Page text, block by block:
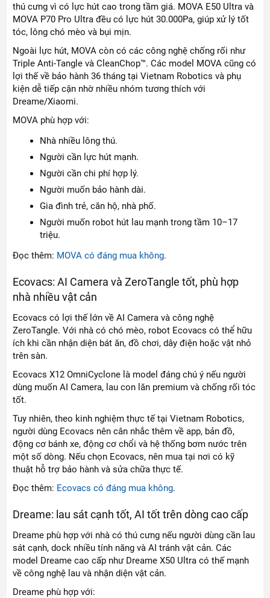
thú cưng vì có lực hút cao trong tầm giá. MOVA E50 Ultra và
MOVA P70 Pro Ultra đều có lực hút 30.000Pa, giúp xử lý tốt
tóc, lông chó mèo và bụi mịn.
Ngoài lực hút, MOVA còn có các công nghệ chống rối như
Triple Anti-Tangle và CleanChop™. Các model MOVA cũng có
lợi thế về bảo hành 36 tháng tại Vietnam Robotics và phụ
kiện dễ tiếp cận nhờ nhiều nhóm tương thích với
Dreame/Xiaomi.
MOVA phù hợp với:
Nhà nhiều lông thú.
Người cần lực hút mạnh.
Người cần chi phí hợp lý.
Người muốn bảo hành dài.
Gia đình trẻ, căn hộ, nhà phố.
Người muốn robot hút lau mạnh trong tầm 10–17
triệu.
Đọc thêm: MOVA có đáng mua không.
Ecovacs: AI Camera và ZeroTangle tốt, phù hợp
nhà nhiều vật cản
Ecovacs có lợi thế lớn về AI Camera và công nghệ
ZeroTangle. Với nhà có chó mèo, robot Ecovacs có thể hữu
ích khi cần nhận diện bát ăn, đồ chơi, dây điện hoặc vật nhỏ
trên sàn.
Ecovacs X12 OmniCyclone là model đáng chú ý nếu người
dùng muốn AI Camera, lau con lăn premium và chống rối tóc
tốt.
Tuy nhiên, theo kinh nghiệm thực tế tại Vietnam Robotics,
người dùng Ecovacs nên cân nhắc thêm về app, bản đồ,
động cơ bánh xe, động cơ chổi và hệ thống bơm nước trên
một số dòng. Nếu chọn Ecovacs, nên mua tại nơi có kỹ
thuật hỗ trợ bảo hành và sửa chữa thực tế.
Đọc thêm: Ecovacs có đáng mua không.
Dreame: lau sát cạnh tốt, AI tốt trên dòng cao cấp
Dreame phù hợp với nhà có thú cưng nếu người dùng cần lau
sát cạnh, dock nhiều tính năng và AI tránh vật cản. Các
model Dreame cao cấp như Dreame X50 Ultra có thế mạnh
về công nghệ lau và nhận diện vật cản.
Dreame phù hợp với: